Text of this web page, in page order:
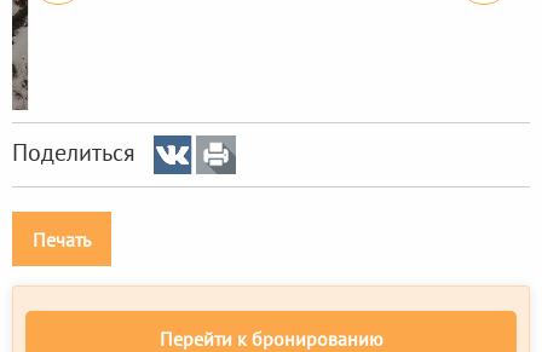
Поделиться
Печать
Перейти к бронированию